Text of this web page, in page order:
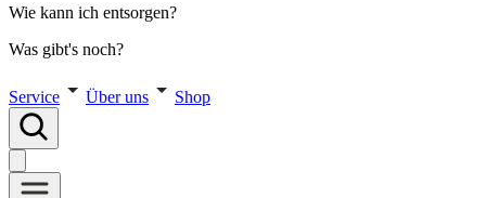
Wie kann ich entsorgen?
Was gibt's noch?
Service Über uns Shop